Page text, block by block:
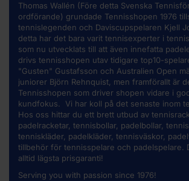
Thomas Wallén (Före detta Svenska
ordförande) grundade Tennisshopen 1976
tennislegenden och Daviscupspelaren Kjell
detta har det bara varit tennisexperter i
som nu utvecklats till att även innefatta
drivs tennisshopen utav tidigare top10-
"Gusten" Gustafsson och Australien Open
juniorer Björn Rehnquist, men framförallt är
Tennisshopen som driver shopen vidare i
kundfokus. Vi har koll på det senaste inom
Hos oss hittar du ett brett utbud av
padelracketar, tennisbollar, padelbollar,
tenniskläder, padelkläder, tennisväskor,
tillbehör för tennisspelare och padelspelare.
alltid lägsta prisgaranti!
Serving you with passion since 1976!